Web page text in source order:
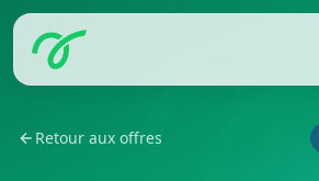
Retour aux offres